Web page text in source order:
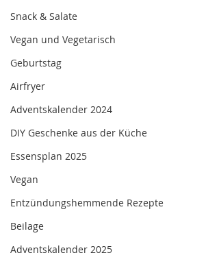
Snack & Salate
Vegan und Vegetarisch
Geburtstag
Airfryer
Adventskalender 2024
DIY Geschenke aus der Küche
Essensplan 2025
Vegan
Entzündungshemmende Rezepte
Beilage
Adventskalender 2025